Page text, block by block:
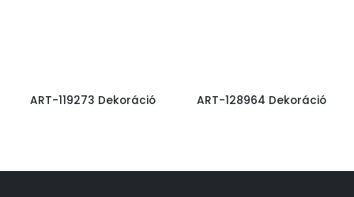
ART-119273 Dekoráció ART-128964 Dekoráció